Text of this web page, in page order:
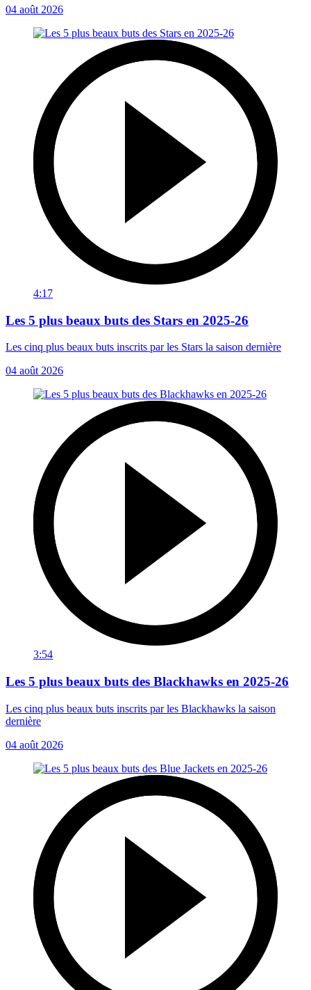
04 août 2026
4:17
Les 5 plus beaux buts des Stars en 2025-26
Les cinq plus beaux buts inscrits par les Stars la saison dernière
04 août 2026
3:54
Les 5 plus beaux buts des Blackhawks en 2025-26
Les cinq plus beaux buts inscrits par les Blackhawks la saison
dernière
04 août 2026